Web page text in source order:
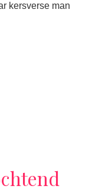
kersverse man